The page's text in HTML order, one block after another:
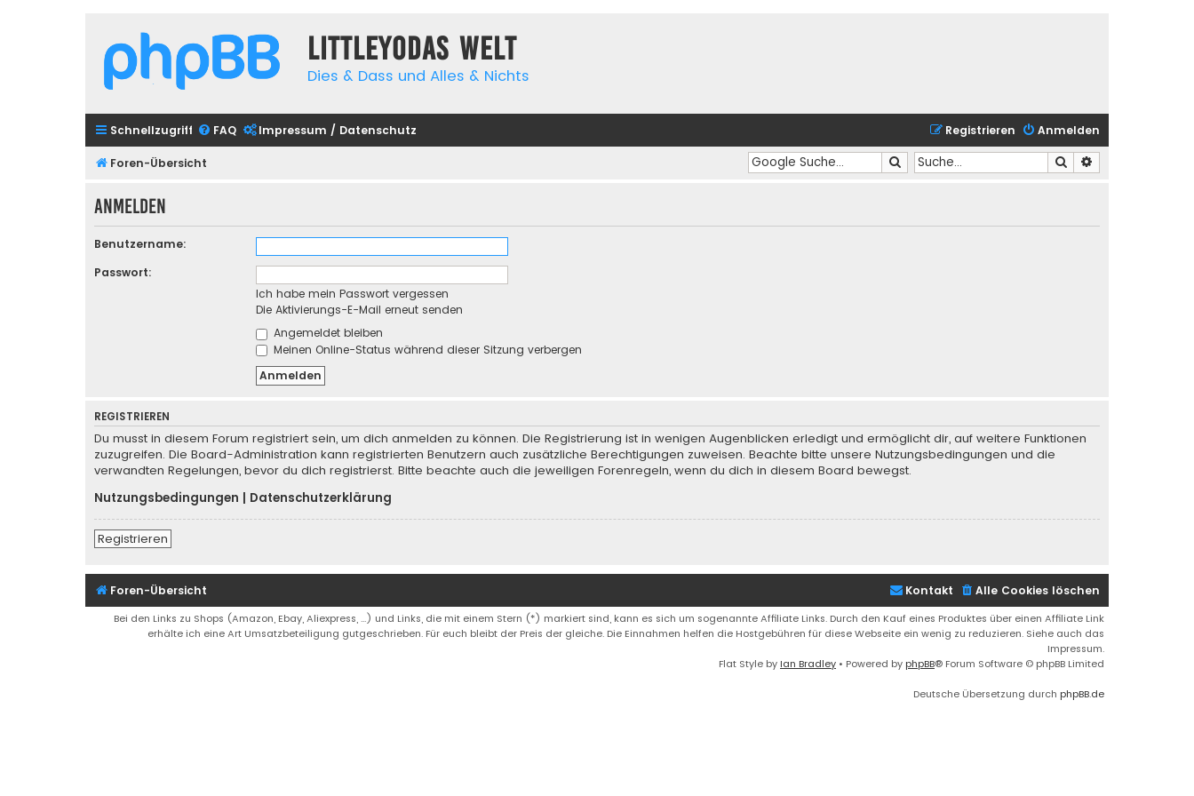
Littleyodas Welt
Dies & Dass und Alles & Nichts
Schnellzugriff FAQ Impressum / Datenschutz Anmelden
Registrieren
Foren-Übersicht Suche
Suche
Anmelden
Benutzername:
Passwort:
Ich habe mein Passwort vergessen
Die Aktivierungs-E-Mail erneut senden
Angemeldet bleiben
Meinen Online-Status während dieser Sitzung verbergen
REGISTRIEREN
Du musst in diesem Forum registriert sein, um dich anmelden zu können. Die Registrierung ist in wenigen Augenblicken erledigt und ermöglicht dir, auf weitere Funktionen
zuzugreifen. Die Board-Administration kann registrierten Benutzern auch zusätzliche Berechtigungen zuweisen. Beachte bitte unsere Nutzungsbedingungen und die
verwandten Regelungen, bevor du dich registrierst. Bitte beachte auch die jeweiligen Forenregeln, wenn du dich in diesem Board bewegst.
Nutzungsbedingungen
Datenschutzerklärung
Registrieren
Foren-Übersicht Alle Cookies löschen
Kontakt
Bei den Links zu Shops (Amazon, Ebay, Aliexpress, ...) und Links, die mit einem Stern (*) markiert sind, kann es sich um sogenannte Affiliate Links. Durch den Kauf eines Produktes über einen Affiliate Link
erhälte ich eine Art Umsatzbeteiligung gutgeschrieben. Für euch bleibt der Preis der gleiche. Die Einnahmen helfen die Hostgebühren für diese Webseite ein wenig zu reduzieren. Siehe auch das
Impressum.
Flat Style by Ian Bradley • Powered by phpBB® Forum Software © phpBB Limited
Deutsche Übersetzung durch phpBB.de